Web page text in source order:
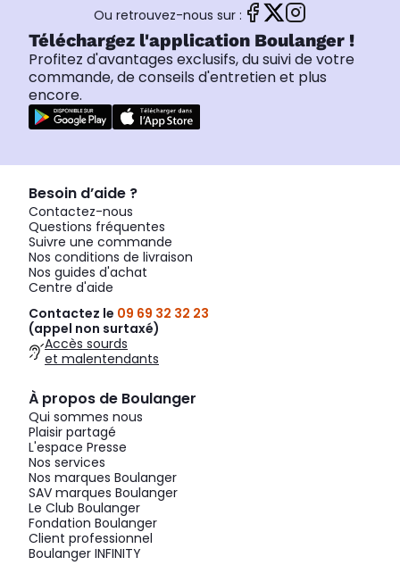
Ou retrouvez-nous sur :
Téléchargez l'application Boulanger !
Profitez d'avantages exclusifs, du suivi de votre
commande, de conseils d'entretien et plus
encore.
Besoin d’aide ?
Contactez-nous
Questions fréquentes
Suivre une commande
Nos conditions de livraison
Nos guides d'achat
Centre d'aide
Contactez le 09 69 32 32 23
(appel non surtaxé)
Accès sourds
et malentendants
À propos de Boulanger
Qui sommes nous
Plaisir partagé
L'espace Presse
Nos services
Nos marques Boulanger
SAV marques Boulanger
Le Club Boulanger
Fondation Boulanger
Client professionnel
Boulanger INFINITY